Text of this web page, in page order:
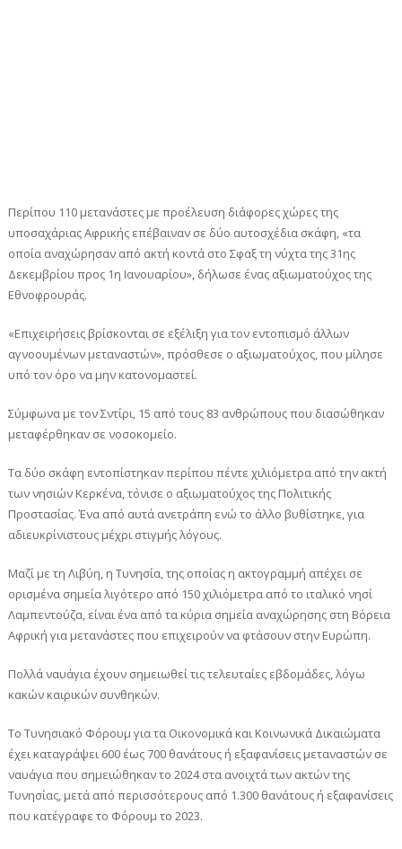
Περίπου 110 μετανάστες με προέλευση διάφορες χώρες της
υποσαχάριας Αφρικής επέβαιναν σε δύο αυτοσχέδια σκάφη, «τα
οποία αναχώρησαν από ακτή κοντά στο Σφαξ τη νύχτα της 31ης
Δεκεμβρίου προς 1η Ιανουαρίου», δήλωσε ένας αξιωματούχος της
Εθνοφρουράς.
«Επιχειρήσεις βρίσκονται σε εξέλιξη για τον εντοπισμό άλλων
αγνοουμένων μεταναστών», πρόσθεσε ο αξιωματούχος, που μίλησε
υπό τον όρο να μην κατονομαστεί.
Σύμφωνα με τον Σντίρι, 15 από τους 83 ανθρώπους που διασώθηκαν
μεταφέρθηκαν σε νοσοκομείο.
Τα δύο σκάφη εντοπίστηκαν περίπου πέντε χιλιόμετρα από την ακτή
των νησιών Κερκένα, τόνισε ο αξιωματούχος της Πολιτικής
Προστασίας. Ένα από αυτά ανετράπη ενώ το άλλο βυθίστηκε, για
αδιευκρίνιστους μέχρι στιγμής λόγους.
Μαζί με τη Λιβύη, η Τυνησία, της οποίας η ακτογραμμή απέχει σε
ορισμένα σημεία λιγότερο από 150 χιλιόμετρα από το ιταλικό νησί
Λαμπεντούζα, είναι ένα από τα κύρια σημεία αναχώρησης στη Βόρεια
Αφρική για μετανάστες που επιχειρούν να φτάσουν στην Ευρώπη.
Πολλά ναυάγια έχουν σημειωθεί τις τελευταίες εβδομάδες, λόγω
κακών καιρικών συνθηκών.
Το Τυνησιακό Φόρουμ για τα Οικονομικά και Κοινωνικά Δικαιώματα
έχει καταγράψει 600 έως 700 θανάτους ή εξαφανίσεις μεταναστών σε
ναυάγια που σημειώθηκαν το 2024 στα ανοιχτά των ακτών της
Τυνησίας, μετά από περισσότερους από 1.300 θανάτους ή εξαφανίσεις
που κατέγραφε το Φόρουμ το 2023.